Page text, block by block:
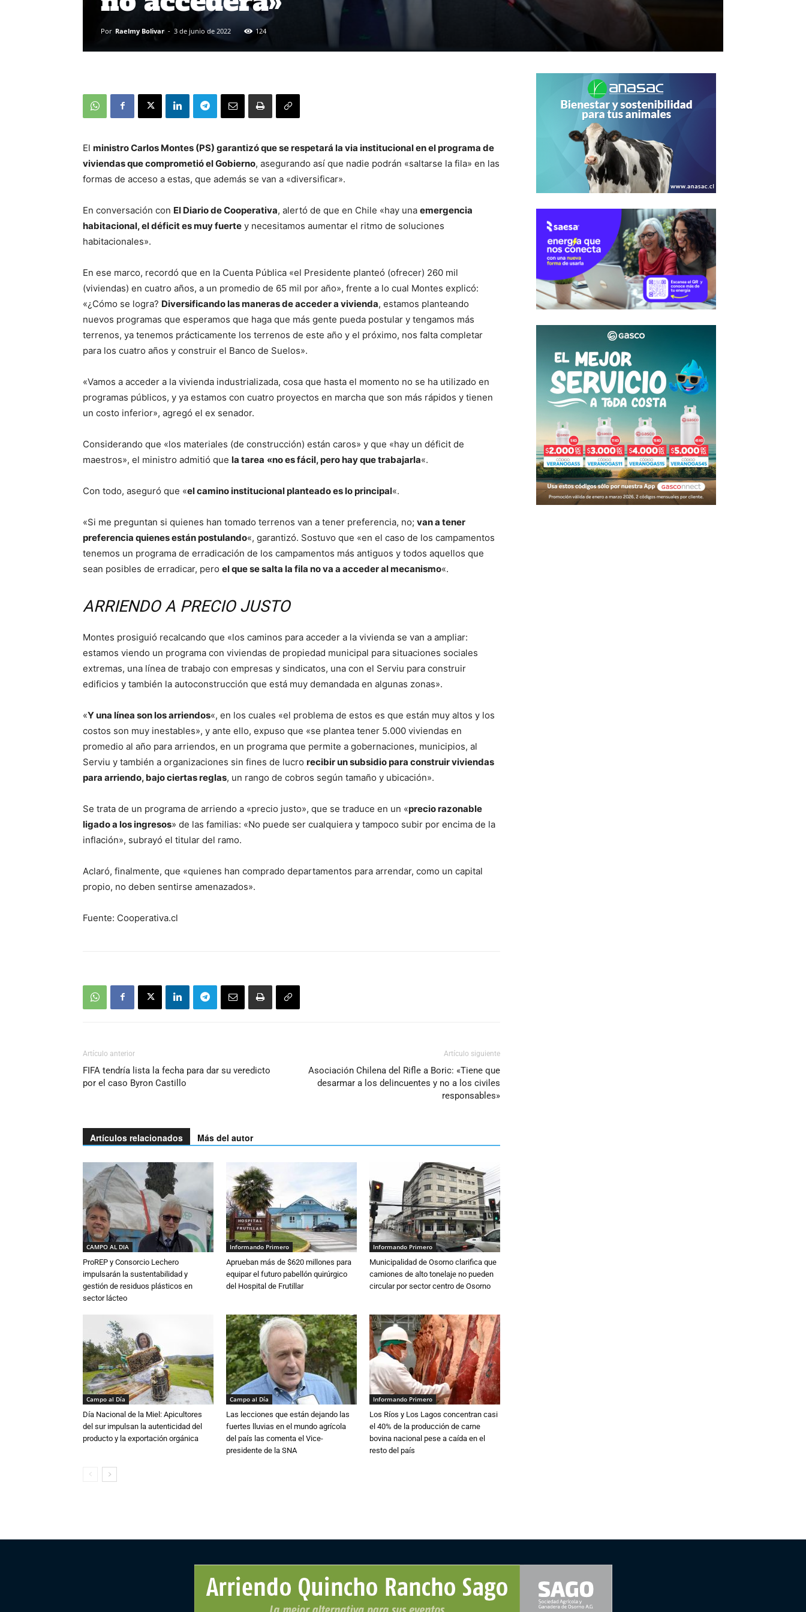
Por Raelmy Bolivar - 3 de junio de 2022 124
El ministro Carlos Montes (PS) garantizó que se respetará la via institucional en el programa de
viviendas que comprometió el Gobierno, asegurando así que nadie podrán «saltarse la fila» en las
formas de acceso a estas, que además se van a «diversificar».
En conversación con El Diario de Cooperativa, alertó de que en Chile «hay una emergencia
habitacional, el déficit es muy fuerte y necesitamos aumentar el ritmo de soluciones
habitacionales».
En ese marco, recordó que en la Cuenta Pública «el Presidente planteó (ofrecer) 260 mil
(viviendas) en cuatro años, a un promedio de 65 mil por año», frente a lo cual Montes explicó:
«¿Cómo se logra? Diversificando las maneras de acceder a vivienda, estamos planteando
nuevos programas que esperamos que haga que más gente pueda postular y tengamos más
terrenos, ya tenemos prácticamente los terrenos de este año y el próximo, nos falta completar
para los cuatro años y construir el Banco de Suelos».
«Vamos a acceder a la vivienda industrializada, cosa que hasta el momento no se ha utilizado en
programas públicos, y ya estamos con cuatro proyectos en marcha que son más rápidos y tienen
un costo inferior», agregó el ex senador.
Considerando que «los materiales (de construcción) están caros» y que «hay un déficit de
maestros», el ministro admitió que la tarea «no es fácil, pero hay que trabajarla«.
Con todo, aseguró que «el camino institucional planteado es lo principal«.
«Si me preguntan si quienes han tomado terrenos van a tener preferencia, no; van a tener
preferencia quienes están postulando«, garantizó. Sostuvo que «en el caso de los campamentos
tenemos un programa de erradicación de los campamentos más antiguos y todos aquellos que
sean posibles de erradicar, pero el que se salta la fila no va a acceder al mecanismo«.
ARRIENDO A PRECIO JUSTO
Montes prosiguió recalcando que «los caminos para acceder a la vivienda se van a ampliar:
estamos viendo un programa con viviendas de propiedad municipal para situaciones sociales
extremas, una línea de trabajo con empresas y sindicatos, una con el Serviu para construir
edificios y también la autoconstrucción que está muy demandada en algunas zonas».
«Y una línea son los arriendos«, en los cuales «el problema de estos es que están muy altos y los
costos son muy inestables», y ante ello, expuso que «se plantea tener 5.000 viviendas en
promedio al año para arriendos, en un programa que permite a gobernaciones, municipios, al
Serviu y también a organizaciones sin fines de lucro recibir un subsidio para construir viviendas
para arriendo, bajo ciertas reglas, un rango de cobros según tamaño y ubicación».
Se trata de un programa de arriendo a «precio justo», que se traduce en un «precio razonable
ligado a los ingresos» de las familias: «No puede ser cualquiera y tampoco subir por encima de la
inflación», subrayó el titular del ramo.
Aclaró, finalmente, que «quienes han comprado departamentos para arrendar, como un capital
propio, no deben sentirse amenazados».
Fuente: Cooperativa.cl
Artículo anterior
FIFA tendría lista la fecha para dar su veredicto
por el caso Byron Castillo
Artículo siguiente
Asociación Chilena del Rifle a Boric: «Tiene que
desarmar a los delincuentes y no a los civiles
responsables»
Artículos relacionados Más del autor
CAMPO AL DIA
ProREP y Consorcio Lechero
impulsarán la sustentabilidad y
gestión de residuos plásticos en
sector lácteo
Informando Primero
Aprueban más de $620 millones para
equipar el futuro pabellón quirúrgico
del Hospital de Frutillar
Informando Primero
Municipalidad de Osorno clarifica que
camiones de alto tonelaje no pueden
circular por sector centro de Osorno
Campo al Día
Día Nacional de la Miel: Apicultores
del sur impulsan la autenticidad del
producto y la exportación orgánica
Campo al Día
Las lecciones que están dejando las
fuertes lluvias en el mundo agrícola
del país las comenta el Vice-
presidente de la SNA
Informando Primero
Los Ríos y Los Lagos concentran casi
el 40% de la producción de carne
bovina nacional pese a caída en el
resto del país